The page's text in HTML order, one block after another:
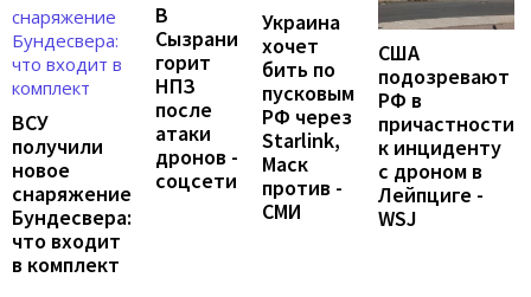
ВСУ
получили
новое
снаряжение
Бундесвера:
что входит
в комплект
В
Сызрани
горит
НПЗ
после
атаки
дронов -
соцсети
Украина
хочет
бить по
пусковым
РФ через
Starlink,
Маск
против -
СМИ
США
подозревают
РФ в
причастности
к инциденту
с дроном в
Лейпциге -
WSJ